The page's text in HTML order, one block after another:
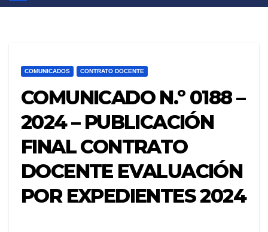
COMUNICADOS CONTRATO DOCENTE
COMUNICADO N.º 0188 –
2024 – PUBLICACIÓN
FINAL CONTRATO
DOCENTE EVALUACIÓN
POR EXPEDIENTES 2024